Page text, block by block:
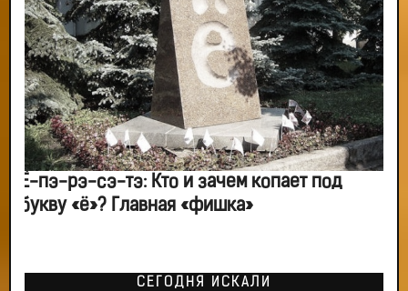
Ё-пэ-рэ-сэ-тэ: Кто и зачем копает под
букву «ё»? Главная «фишка»
СЕГОДНЯ ИСКАЛИ